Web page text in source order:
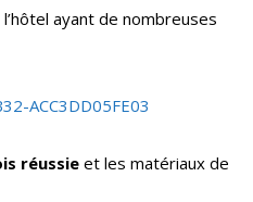
ayant de nombreuses
réussieet les matériaux de